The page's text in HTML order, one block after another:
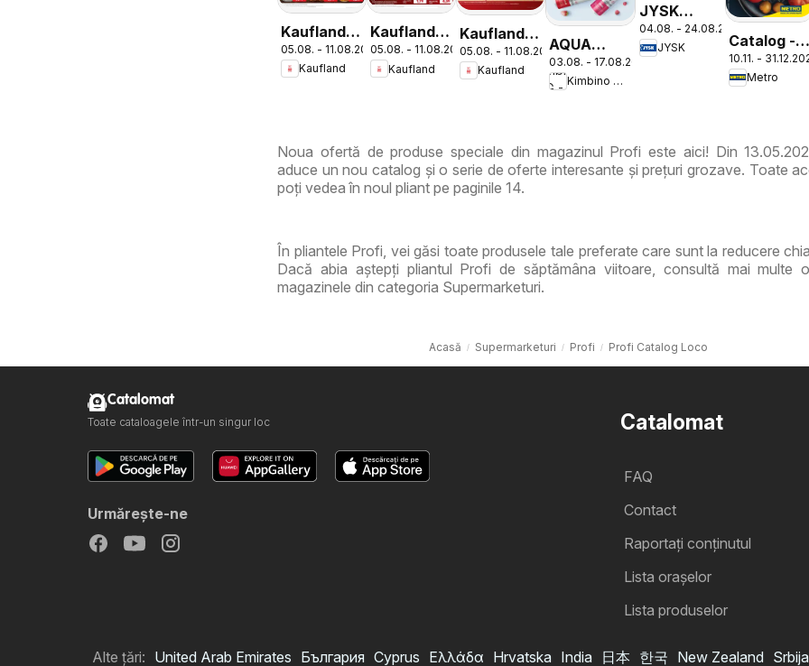
Kaufland
Catalog
Tematic
05.08. - 11.08.2026
Kaufland
Kaufland
Domnesti
05.08. - 11.08.2026
Kaufland
Kaufland
Catalog
Nonfood
05.08. - 11.08.2026
Kaufland
AQUA
Carpatica
Flavours
03.08. - 17.08.2026
Kimbino MG - RO
JYSK
Catalog
04.08. - 24.08.2026
JYSK
Catalog -
Varietăți
de Roșii
10.11. -
Metro
Noua ofertă de produse speciale din magazinul Profi este aici! Din
aduce un nou catalog și o serie de oferte interesante și prețuri grozave. Toate
poți vedea în noul pliant pe paginile 14.
În pliantele Profi, vei găsi toate produsele tale preferate care sunt la reducere
Dacă abia aștepți pliantul Profi de săptămâna viitoare, consultă mai multe
magazinele din categoria Supermarketuri.
Acasă Supermarketuri Profi Profi Catalog Loco
Catalomat
FAQ
Contact
Raportați conținutul
Lista oraşelor
Lista produselor
Catalomat
Toate cataloagele într-un singur loc
Urmăreşte-ne
Alte țări: United Arab Emirates България Cyprus Ελλάδα Hrvatska India 日本 한국 New Zealand Srbija